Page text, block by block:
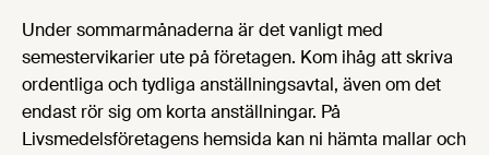
Under sommarmånaderna är det vanligt med
semestervikarier ute på företagen. Kom ihåg att skriva
ordentliga och tydliga anställningsavtal, även om det
endast rör sig om korta anställningar. På
Livsmedelsföretagens hemsida kan ni hämta mallar och